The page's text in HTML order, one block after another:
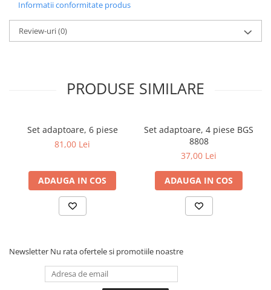
Sisteme de Ridicare
Capre
Accesorii pentru sisteme de
Dulapuri
Cutii de Scule
Chei/Tubulare/Biti
Chei cu clichet, fixe, speciale
Truse si seturi
Extractoare suruburi
Greutate bruta: 886 g
Informatii conformitate produs
Review-uri(0)
PRODUSE SIMILARE
Set adaptoare, 6 piese
81,00 Lei
ADAUGA IN COS
Set adaptoare, 4 piese BGS
8808
37,00 Lei
ADAUGA IN COS
Newsletter Nu rata ofertele si promotiile noastre